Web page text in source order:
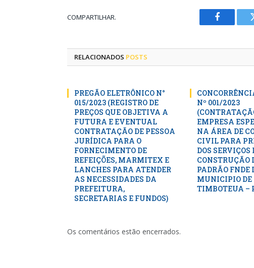
COMPARTILHAR.
Facebook
RELACIONADOS POSTS
PREGÃO ELETRÔNICO N°
015/2023 (REGISTRO DE
PREÇOS QUE OBJETIVA A
FUTURA E EVENTUAL
CONTRATAÇÃO DE PESSOA
JURÍDICA PARA O
FORNECIMENTO DE
REFEIÇÕES, MARMITEX E
LANCHES PARA ATENDER
AS NECESSIDADES DA
PREFEITURA,
SECRETARIAS E FUNDOS)
Nº 001/2023
EMPRESA
NA ÁREA DE
CIVIL PARA
DOS SERVIÇOS
CONSTRUÇÃO
PADRÃO FNDE
MUNICIPIO DE
TIMBOTEUA –
Os comentários estão encerrados.